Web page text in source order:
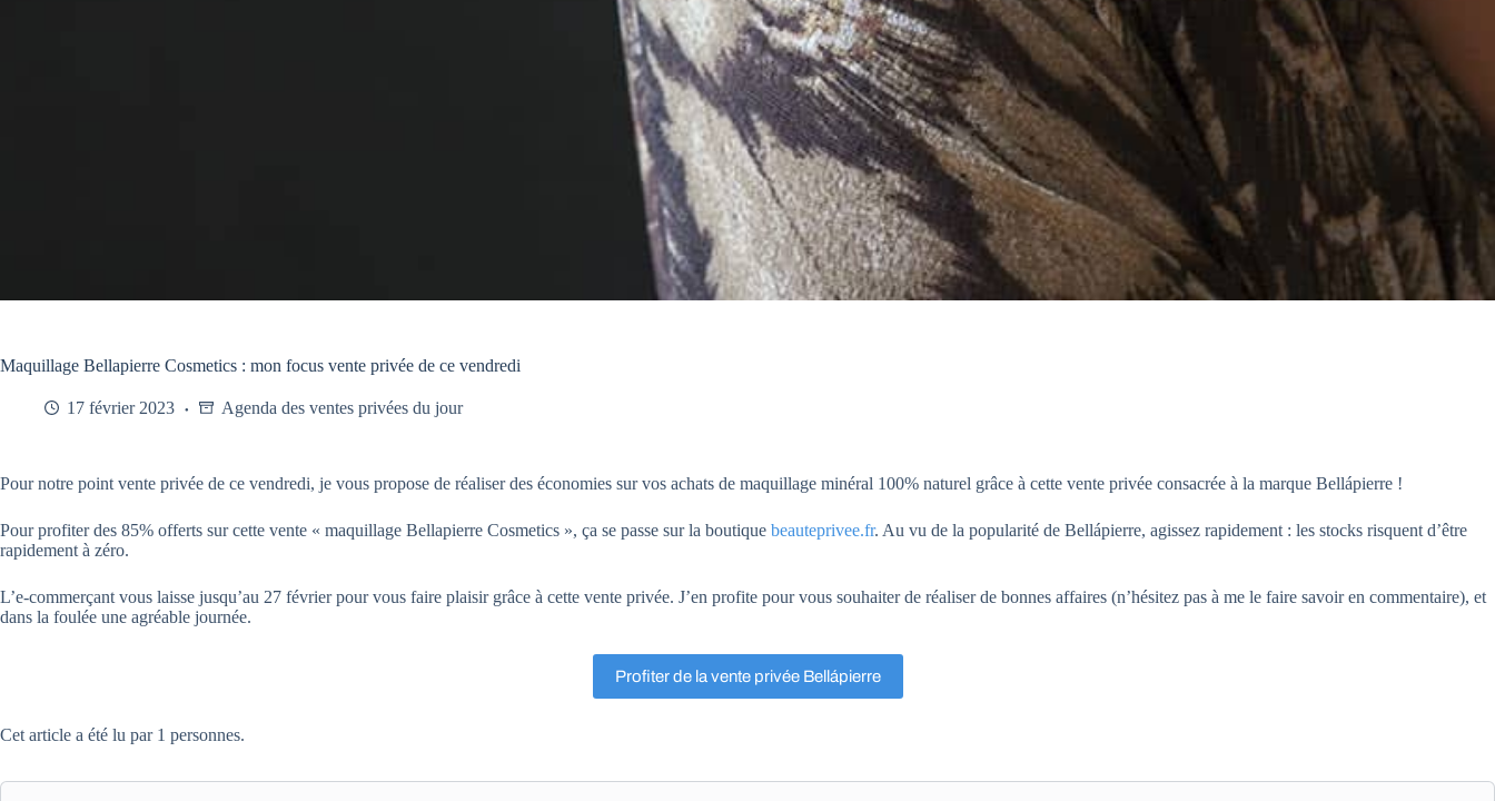
Maquillage Bellapierre Cosmetics : mon focus vente privée de ce vendredi
17 février 2023 Agenda des ventes privées du jour
Pour notre point vente privée de ce vendredi, je vous propose de réaliser des économies sur vos achats de maquillage minéral 100% naturel grâce à cette vente privée consacrée à la marque Bellápierre !
Pour profiter des 85% offerts sur cette vente « maquillage Bellapierre Cosmetics », ça se passe sur la boutique beauteprivee.fr. Au vu de la popularité de Bellápierre, agissez rapidement : les stocks risquent d’être
rapidement à zéro.
L’e-commerçant vous laisse jusqu’au 27 février pour vous faire plaisir grâce à cette vente privée. J’en profite pour vous souhaiter de réaliser de bonnes affaires (n’hésitez pas à me le faire savoir en commentaire), et
dans la foulée une agréable journée.
Profiter de la vente privée Bellápierre
Cet article a été lu par 1 personnes.